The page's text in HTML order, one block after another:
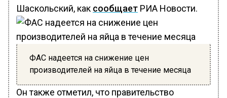
Шаскольский, как сообщает РИА Новости.
ФАС надеется на снижение цен
производителей на яйца в течение месяца
Он также отметил, что правительство